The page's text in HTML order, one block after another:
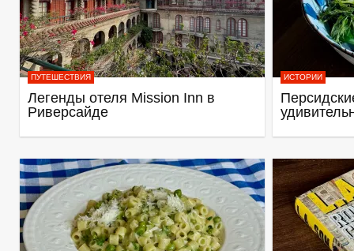
ПУТЕШЕСТВИЯ
Легенды отеля Mission Inn в
Риверсайде
ИСТОРИИ